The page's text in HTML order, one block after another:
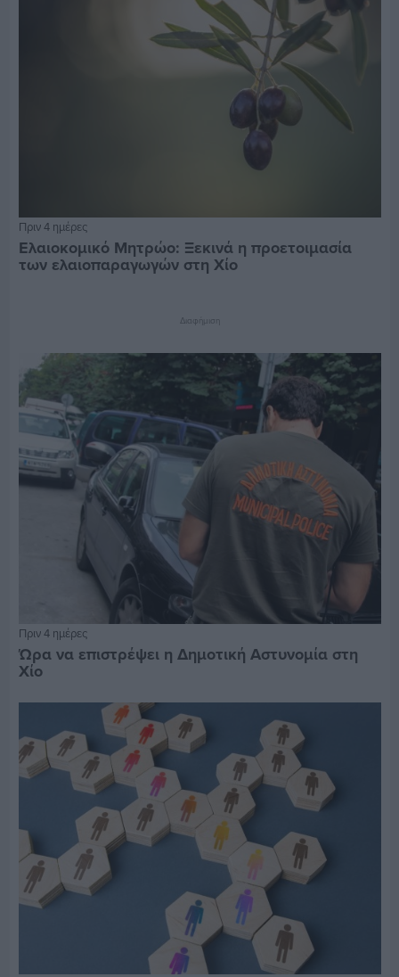
Πριν 4 ημέρες
Ελαιοκομικό Μητρώο: Ξεκινά η προετοιμασία
των ελαιοπαραγωγών στη Χίο
Διαφήμιση
Πριν 4 ημέρες
Ώρα να επιστρέψει η Δημοτική Αστυνομία στη
Χίο